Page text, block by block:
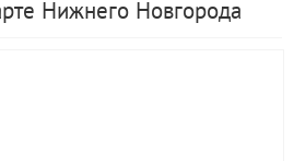
Нижнего Новгорода